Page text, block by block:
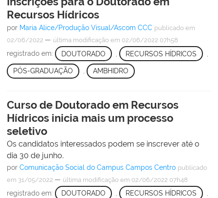
Recursos Hídricos
por Maria Alice/Produção Visual/Ascom CCC publicado em
02/06/2022 — última modificação em 02/06/2022 07h58
registrado em: DOUTORADO RECURSOS HÍDRICOS
PÓS-GRADUAÇÃO , AMBHIDRO
Curso de Doutorado em Recursos
Hídricos inicia mais um processo
seletivo
Os candidatos interessados podem se inscrever até o
dia 30 de junho.
por Comunicação Social do Campus Campos Centro publicado
em 31/05/2022 — última modificação em 02/06/2022 07h48
registrado em: DOUTORADO RECURSOS HÍDRICOS